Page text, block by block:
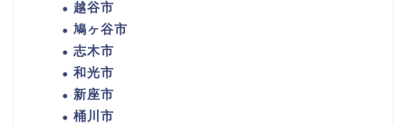
越谷市
鳩ヶ谷市
志木市
和光市
新座市
桶川市